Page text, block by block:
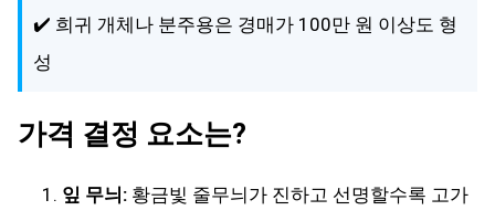
✔️ 희귀 개체나 분주용은 경매가 100만 원 이상도 형
성
가격 결정 요소는?
잎 무늬: 황금빛 줄무늬가 진하고 선명할수록 고가